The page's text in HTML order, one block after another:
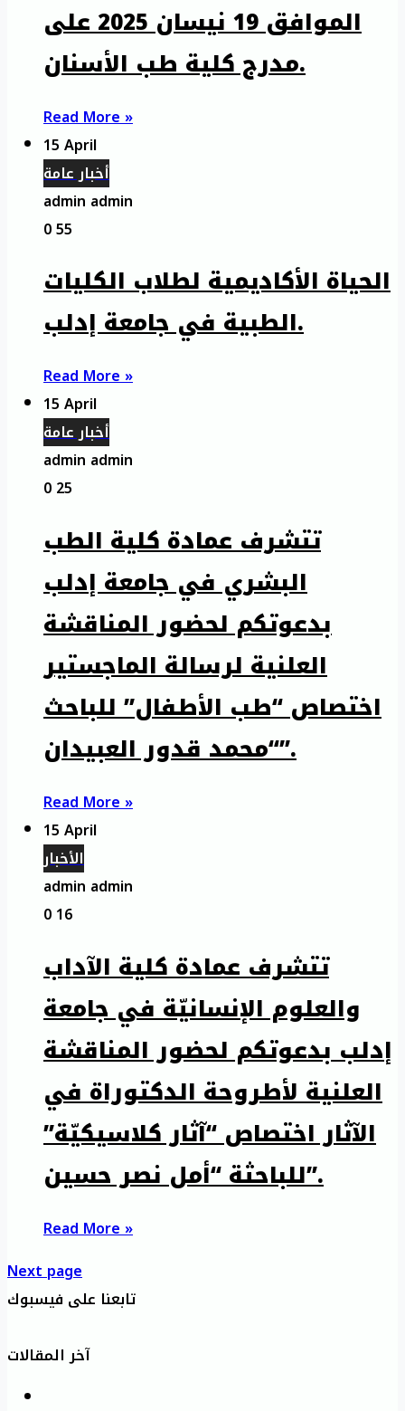
الموافق 19 نيسان 2025 على
مدرج كلية طب الأسنان.
Read More »
15 April
أخبار عامة
admin admin
055
الحياة الأكاديمية لطلاب الكليات
الطبية في جامعة إدلب.
Read More »
15 April
أخبار عامة
admin admin
025
تتشرف عمادة كلية الطب
البشري في جامعة إدلب
بدعوتكم لحضور المناقشة
العلنية لرسالة الماجستير
اختصاص “طب الأطفال” للباحث
“محمد قدور العبيدان”.
Read More »
15 April
الأخبار
admin admin
016
تتشرف عمادة كلية الآداب
والعلوم الإنسانيّة في جامعة
إدلب بدعوتكم لحضور المناقشة
العلنية لأطروحة الدكتوراة في
الآثار اختصاص “آثار كلاسيكيّة”
للباحثة “أمل نصر حسين”.
Read More »
Next page
تابعنا على فيسبوك
آخر المقالات